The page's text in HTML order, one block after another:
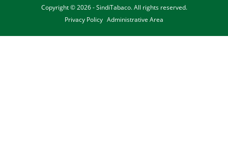
Copyright © 2026 - SindiTabaco. All rights reserved.
Privacy Policy Administrative Area